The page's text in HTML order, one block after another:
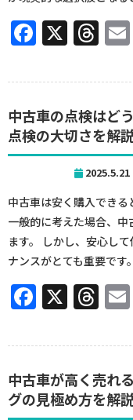
X
中古車の点検はど
点検の大切さを解
2025.5.21
中古車は安く購入できる
一般的に考えた場合、
ます。 しかし、安心し
ナンスがとても重要で
X
中古車が高く売れ
グの見極め方を解